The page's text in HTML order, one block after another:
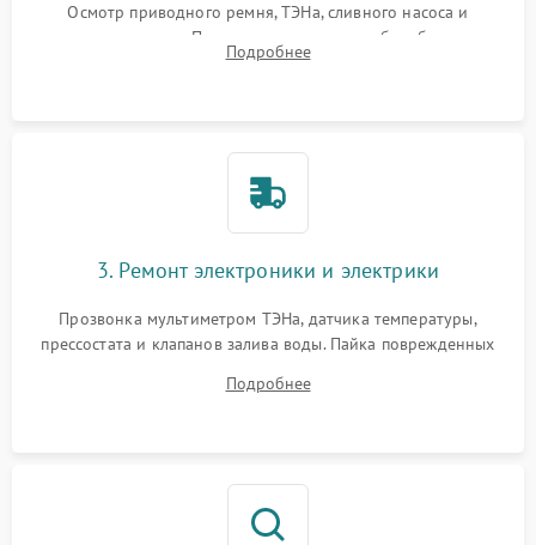
Осмотр приводного ремня, ТЭНа, сливного насоса и
амортизаторов. Проверка подшипников барабана и
крестовины на износ, а манжеты люка на разрывы.
Подробнее
3. Ремонт электроники и электрики
Прозвонка мультиметром ТЭНа, датчика температуры,
прессостата и клапанов залива воды. Пайка поврежденных
Восстановление целостности проводки и контактов.
Подробнее